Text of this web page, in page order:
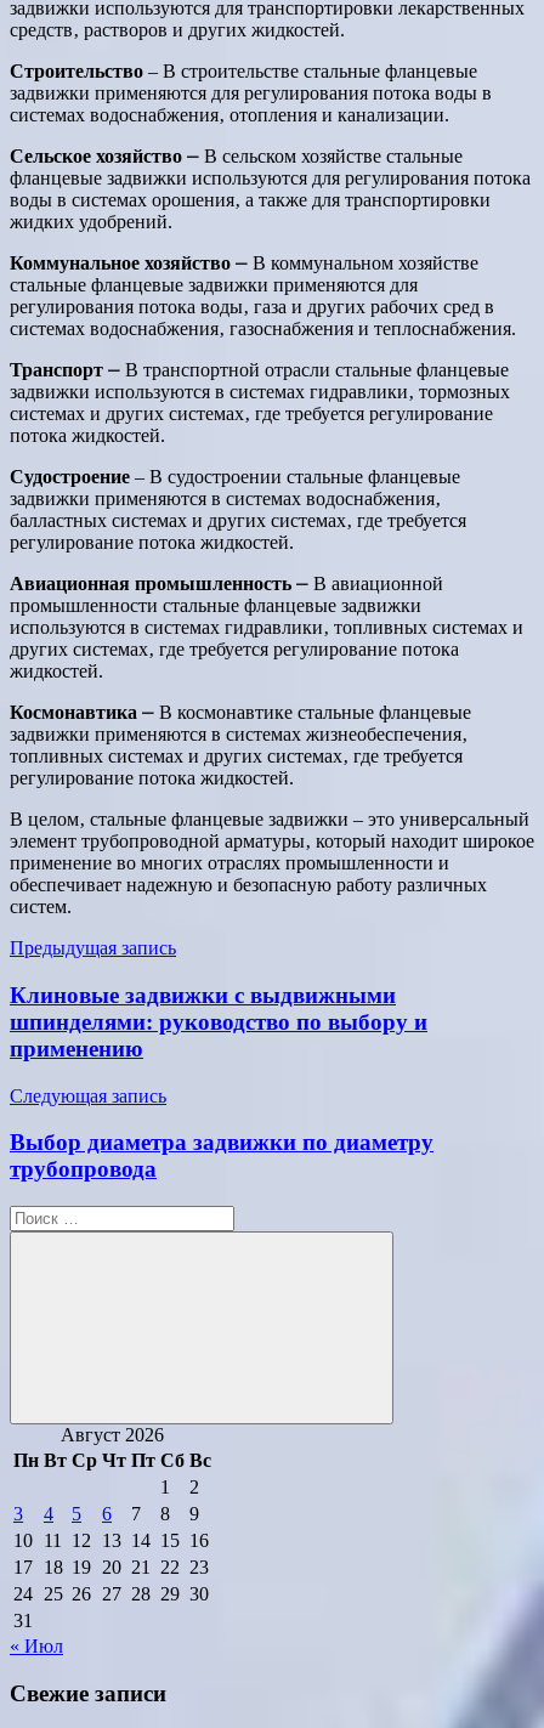
задвижки используются для транспортировки лекарственных
средств‚ растворов и других жидкостей.
Строительство ‒ В строительстве стальные фланцевые
задвижки применяются для регулирования потока воды в
системах водоснабжения‚ отопления и канализации.
Сельское хозяйство ⎼ В сельском хозяйстве стальные
фланцевые задвижки используются для регулирования потока
воды в системах орошения‚ а также для транспортировки
жидких удобрений.
Коммунальное хозяйство ⎼ В коммунальном хозяйстве
стальные фланцевые задвижки применяются для
регулирования потока воды‚ газа и других рабочих сред в
системах водоснабжения‚ газоснабжения и теплоснабжения.
Транспорт ⎼ В транспортной отрасли стальные фланцевые
задвижки используются в системах гидравлики‚ тормозных
системах и других системах‚ где требуется регулирование
потока жидкостей.
Судостроение ‒ В судостроении стальные фланцевые
задвижки применяются в системах водоснабжения‚
балластных системах и других системах‚ где требуется
регулирование потока жидкостей.
Авиационная промышленность ⎼ В авиационной
промышленности стальные фланцевые задвижки
используются в системах гидравлики‚ топливных системах и
других системах‚ где требуется регулирование потока
жидкостей.
Космонавтика ⎼ В космонавтике стальные фланцевые
задвижки применяются в системах жизнеобеспечения‚
топливных системах и других системах‚ где требуется
регулирование потока жидкостей.
В целом‚ стальные фланцевые задвижки ‒ это универсальный
элемент трубопроводной арматуры‚ который находит широкое
применение во многих отраслях промышленности и
обеспечивает надежную и безопасную работу различных
систем.
Навигация
по
записям
Предыдущая запись
Клиновые задвижки с выдвижными
шпинделями: руководство по выбору и
применению
Следующая запись
Выбор диаметра задвижки по диаметру
трубопровода
Поиск
для:
Поиск
Август 2026
Пн Вт Ср Чт Пт Сб Вс
1
2
3
4 5 6 7 8
9
10 11 12 13 14 15 16
17 18 19 20 21 22 23
24 25 26 27 28 29 30
31
« Июл
Свежие записи